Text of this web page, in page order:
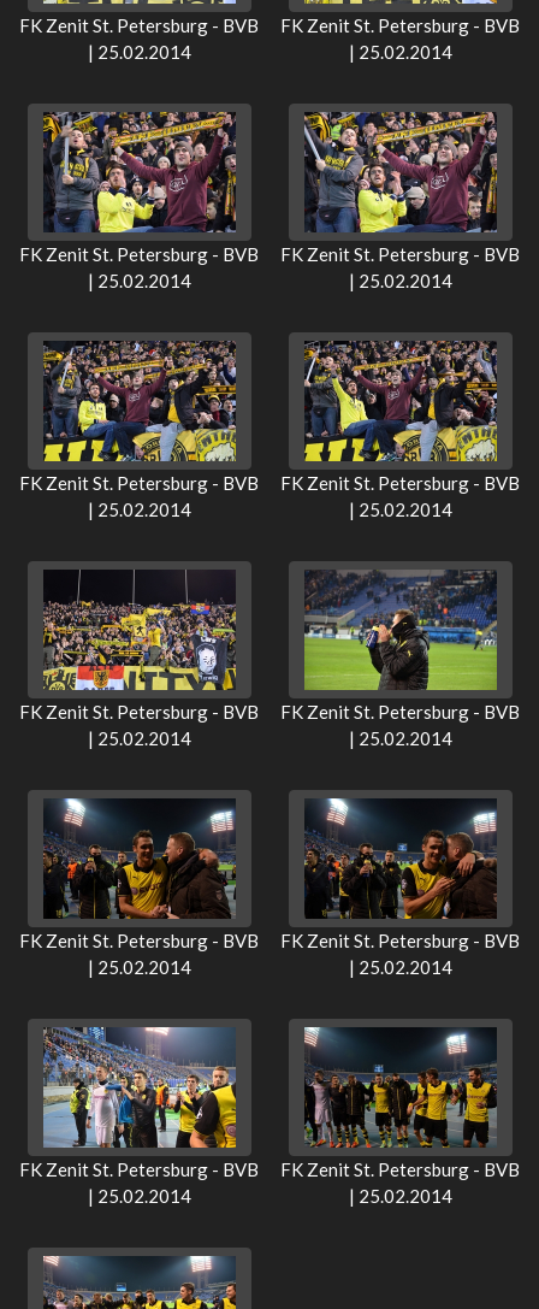
FK Zenit St. Petersburg - BVB
| 25.02.2014
FK Zenit St. Petersburg - BVB
| 25.02.2014
FK Zenit St. Petersburg - BVB
| 25.02.2014
FK Zenit St. Petersburg - BVB
| 25.02.2014
FK Zenit St. Petersburg - BVB
| 25.02.2014
FK Zenit St. Petersburg - BVB
| 25.02.2014
FK Zenit St. Petersburg - BVB
| 25.02.2014
FK Zenit St. Petersburg - BVB
| 25.02.2014
FK Zenit St. Petersburg - BVB
| 25.02.2014
FK Zenit St. Petersburg - BVB
| 25.02.2014
FK Zenit St. Petersburg - BVB
| 25.02.2014
FK Zenit St. Petersburg - BVB
| 25.02.2014